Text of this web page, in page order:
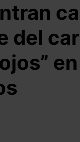
del
en